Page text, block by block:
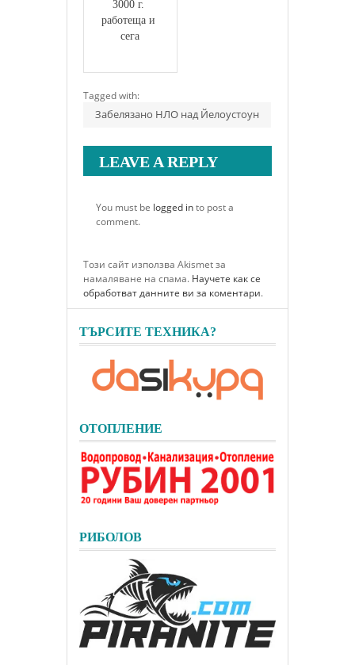
3000 г.
работеща и
сега
Tagged with:
Забелязано НЛО над Йелоустоун
LEAVE A REPLY
You must be logged into post a
comment.
Този сайт използва Akismet за
намаляване на спама. Научете как се
обработват данните ви за коментари.
ТЪРСИТЕ ТЕХНИКА?
ОТОПЛЕНИЕ
РИБОЛОВ